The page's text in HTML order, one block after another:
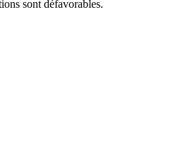
sont défavorables.